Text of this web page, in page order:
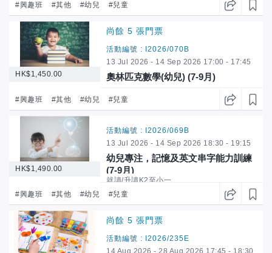
新學年升讀/就讀P1至P3
#興趣班 #其他 #幼兒 #兒童
HK$1,450.00
尚餘 5 張門票
活動編號 : I2026/070B
13 Jul 2026 - 14 Sep 2026 17:00 - 17:45
奧林匹克數學(幼兒) (7-9月)
新學年升讀/就讀K2至K3
#興趣班 #其他 #幼兒 #兒童
HK$1,490.00
活動編號 : I2026/069B
13 Jul 2026 - 14 Sep 2026 18:30 - 19:15
幼兒專注，記憶及英文串字能力訓練
(7-9月)
就讀/升讀K2至小一
#興趣班
#其他 #幼兒 #兒童
尚餘 5 張門票
活動編號 : I2026/235E
14 Aug 2026 - 28 Aug 2026 17:45 - 18:30